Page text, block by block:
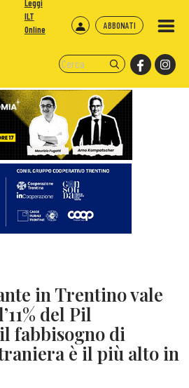
ABBONATI
Leggi
ILT
Online
in Trentino vale
del Pil
fabbisogno di
è il più alto in